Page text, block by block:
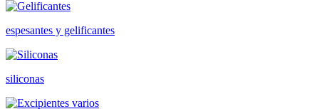
espesantes y gelificantes
siliconas